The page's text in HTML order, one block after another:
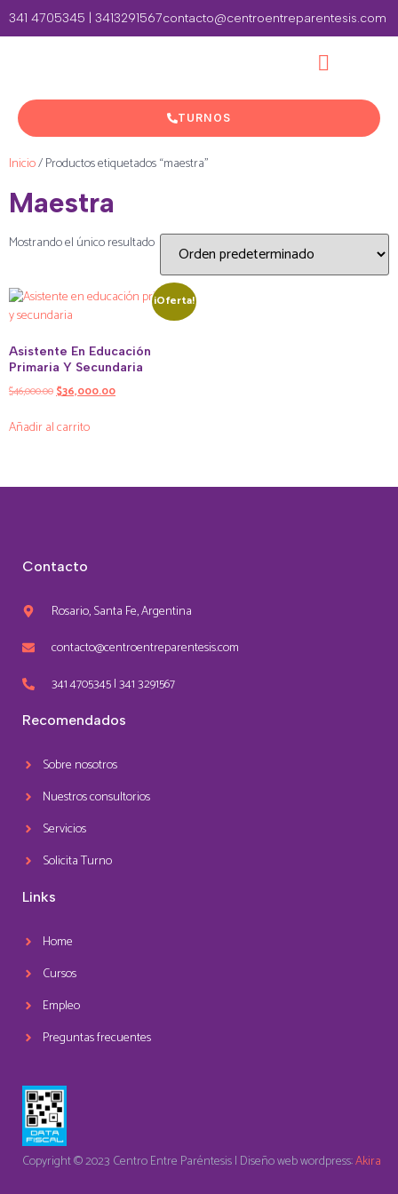
341 4705345 | 3413291567contacto@centroentreparentesis.com
TURNOS
Inicio/ Productos etiquetados “maestra”
Maestra
Mostrando el único resultado
¡Oferta!
Asistente En Educación
Primaria Y Secundaria
$46,000.00$36,000.00
Añadir al carrito
Links
Home
Cursos
Empleo
Preguntas frecuentes
Recomendados
Sobre nosotros
Nuestros consultorios
Servicios
Solicita Turno
Contacto
Rosario, Santa Fe, Argentina
contacto@centroentreparentesis.com
341 4705345 | 341 3291567
Copyright © 2023 Centro Entre Paréntesis | Diseño web wordpress:Akira